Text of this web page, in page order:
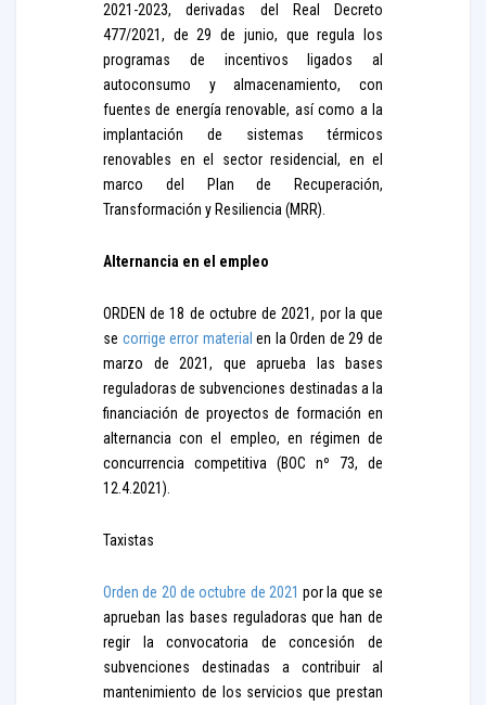
2021-2023, derivadas del Real Decreto
477/2021, de 29 de junio, que regula los
programas de incentivos ligados al
autoconsumo y almacenamiento, con
fuentes de energía renovable, así como a la
implantación de sistemas térmicos
renovables en el sector residencial, en el
marco del Plan de Recuperación,
Transformación y Resiliencia (MRR).
Alternancia en el empleo
ORDEN de 18 de octubre de 2021, por la que
se corrige error material en la Orden de 29 de
marzo de 2021, que aprueba las bases
reguladoras de subvenciones destinadas a la
financiación de proyectos de formación en
alternancia con el empleo, en régimen de
concurrencia competitiva (BOC nº 73, de
12.4.2021).
Taxistas
Orden de 20 de octubre de 2021 por la que se
aprueban las bases reguladoras que han de
regir la convocatoria de concesión de
subvenciones destinadas a contribuir al
mantenimiento de los servicios que prestan